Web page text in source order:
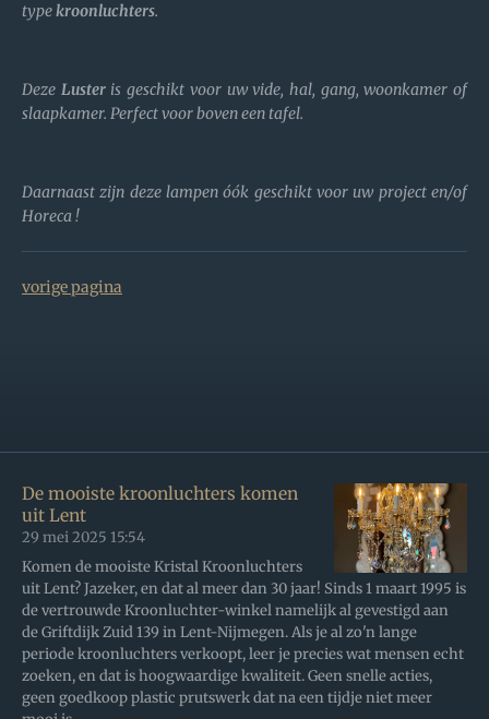
typekroonluchters.
Deze Luster is geschikt voor uw vide, hal, gang, woonkamer of
slaapkamer. Perfect voor boven een tafel.
Daarnaast zijn deze lampen óók geschikt voor uw project en/of
Horeca !
vorige pagina
De mooiste kroonluchters komen
uit Lent
29 mei 2025 15:54
Komen de mooiste Kristal Kroonluchters
uit Lent? Jazeker, en dat al meer dan 30 jaar! Sinds 1 maart 1995 is
de vertrouwde Kroonluchter-winkel namelijk al gevestigd aan
de Griftdijk Zuid 139 in Lent-Nijmegen. Als je al zo'n lange
periode kroonluchters verkoopt, leer je precies wat mensen echt
zoeken, en dat is hoogwaardige kwaliteit. Geen snelle acties,
geen goedkoop plastic prutswerk dat na een tijdje niet meer